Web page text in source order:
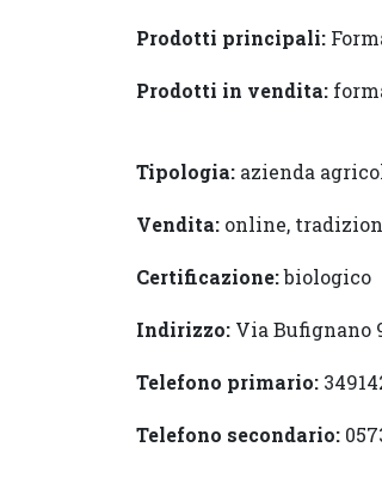
Prodotti principali:
Prodotti in vendita:
Tipologia: azienda
Vendita: online,
Certificazione:biologico
Indirizzo: Via Bufignano
Telefono primario:
Telefono secondario: